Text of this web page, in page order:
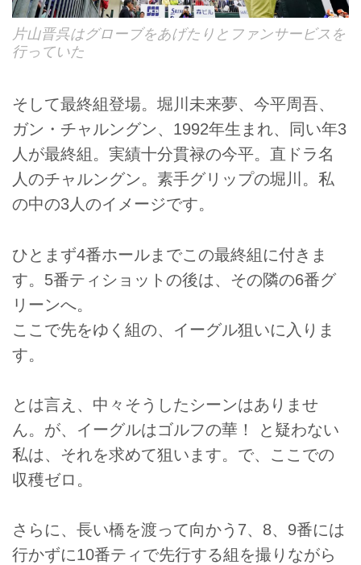
片山晋呉はグローブをあげたりとファンサービスを
行っていた
そして最終組登場。堀川未来夢、今平周吾、
ガン・チャルングン、1992年生まれ、同い年3
人が最終組。実績十分貫禄の今平。直ドラ名
人のチャルングン。素手グリップの堀川。私
の中の3人のイメージです。
ひとまず4番ホールまでこの最終組に付きま
す。5番ティショットの後は、その隣の6番グ
リーンへ。
ここで先をゆく組の、イーグル狙いに入りま
す。
とは言え、中々そうしたシーンはありませ
ん。が、イーグルはゴルフの華！ と疑わない
私は、それを求めて狙います。で、ここでの
収穫ゼロ。
さらに、長い橋を渡って向かう7、8、9番には
行かずに10番ティで先行する組を撮りながら